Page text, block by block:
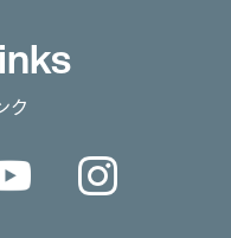
ク
YouTube